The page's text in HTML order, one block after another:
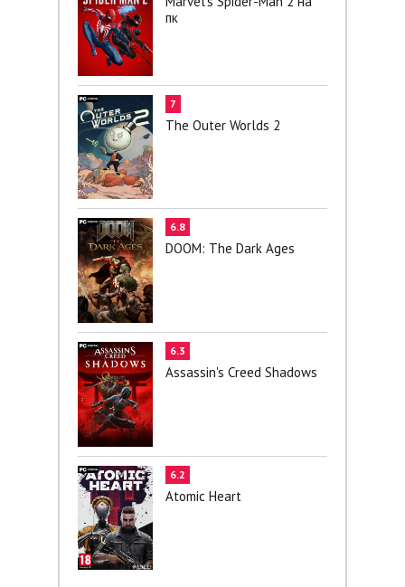
пк
7
The Outer Worlds 2
6.8
DOOM: The Dark Ages
6.3
Assassin's Creed Shadows
6.2
Atomic Heart